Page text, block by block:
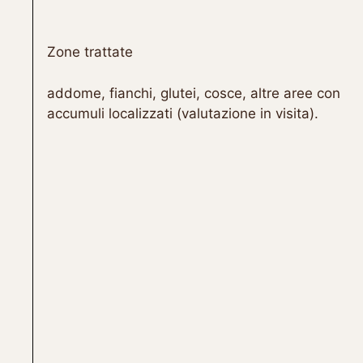
Zone trattate
addome, fianchi, glutei, cosce, altre aree con
accumuli localizzati (valutazione in visita).